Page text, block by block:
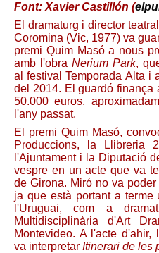
Font: Xavier Castillón (
El dramaturg i director
Coromina (Vic, 1977) va
premi Quim Masó a nous
amb l'obra Nerium Park,
al festival Temporada Alta i
del 2014. El guardó finança
50.000 euros,
l'any passat.
El premi Quim Masó,
Produccions, la Llibreria
l'Ajuntament i la Diputació
vespre en un acte que va
de Girona. Miró no va
ja que està portant a
l'Uruguai, com a
Multidisciplinària d'Art
Montevideo. A l'acte d'ahir,
va interpretar Itinerari de les